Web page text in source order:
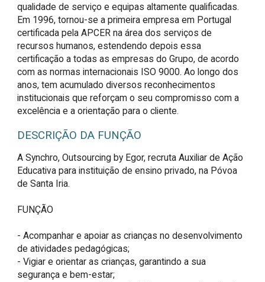
qualidade de serviço e equipas altamente qualificadas.
Em 1996, tornou-se a primeira empresa em Portugal
certificada pela APCER na área dos serviços de
recursos humanos, estendendo depois essa
certificação a todas as empresas do Grupo, de acordo
com as normas internacionais ISO 9000. Ao longo dos
anos, tem acumulado diversos reconhecimentos
institucionais que reforçam o seu compromisso com a
excelência e a orientação para o cliente.
DESCRIÇÃO DA FUNÇÃO
A Synchro, Outsourcing by Egor, recruta Auxiliar de Ação
Educativa para instituição de ensino privado, na Póvoa
de Santa Iria.
FUNÇÃO
- Acompanhar e apoiar as crianças no desenvolvimento
de atividades pedagógicas;
- Vigiar e orientar as crianças, garantindo a sua
segurança e bem-estar;